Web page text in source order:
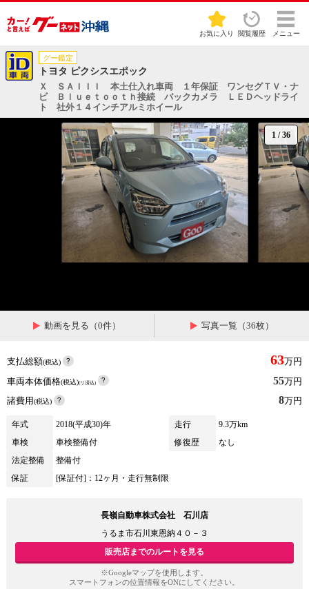
お気に入り 閲覧履歴 メニュー
グー鑑定
トヨタ ピクシスエポック
Ｘ ＳＡＩＩＩ 本土仕入れ車両 １年保証 ワンセグＴＶ・ナ
ビ Ｂｌｕｅｔｏｏｔｈ接続 バックカメラ ＬＥＤヘッドライ
ト 社外１４インチアルミホイール
1 /36
動画を見る（0件） 写真一覧（36枚）
支払総額(税込) 63万円
車両本体価格(税込)(リ済込) 55万円
諸費用(税込) 8万円
年式 2018(平成30)年 走行
9.3万km
車検
車検整備付 修復歴
なし
法定整備
整備付
保証
[保証付]：12ヶ月・走行無制限
長嶺自動車株式会社 石川店
うるま市石川東恩納４０－３
販売店までのルートを見る
※Googleマップを使用します。
スマートフォンの位置情報をONにしてください。